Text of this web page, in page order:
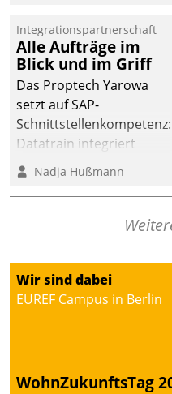
passende Fragen und
Schlagworte auswirft.
Eine intuitive
Dialogführung ermöglicht
dem externen
Serviceteam, Anrufe von
Mietenden zügiger und
effizienter zu bearbeiten.
Integrationspartnerschaft
Alle Aufträge im
Blick und im Griff
Das Proptech Yarowa
setzt auf SAP-
Schnittstellenkompetenz:
Datatrain integriert
Yarowas Portal zur
Vergabe und Verwaltung
von Aufträgen der
SAP-Systemlandschaft
deutscher
Wohnungsunternehmen
Dienstleisterauftrag.
Nadja Hußmann
Wir sind dabei
EUREF Campus in Berlin
WohnZukunftsTag